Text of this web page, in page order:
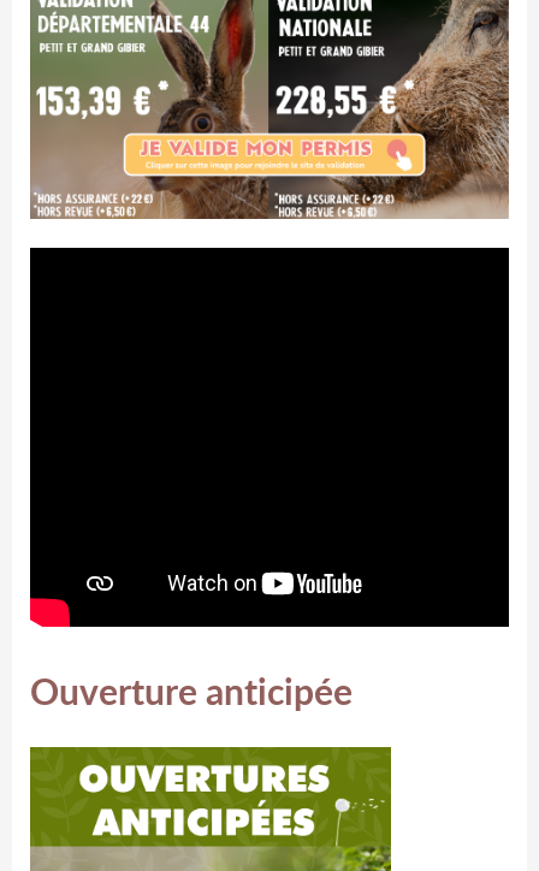
Ouverture anticipée